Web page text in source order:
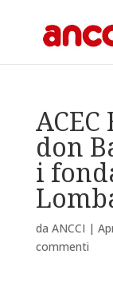
don
i
da ANCCI |
commenti